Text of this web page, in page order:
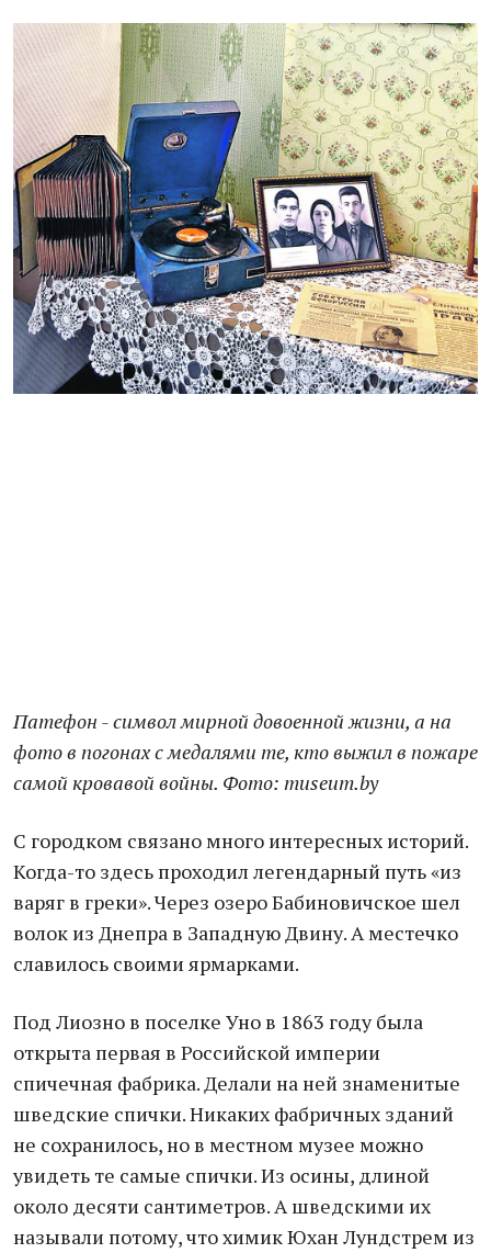
Патефон - символ мирной довоенной жизни, а на
фото в погонах с медалями те, кто выжил в пожаре
самой кровавой войны. Фото: museum.by
С городком связано много интересных историй.
Когда-то здесь проходил легендарный путь «из
варяг в греки». Через озеро Бабиновичское шел
волок из Днепра в Западную Двину. А местечко
славилось своими ярмарками.
Под Лиозно в поселке Уно в 1863 году была
открыта первая в Российской империи
спичечная фабрика. Делали на ней знаменитые
шведские спички. Никаких фабричных зданий
не сохранилось, но в местном музее можно
увидеть те самые спички. Из осины, длиной
около десяти сантиметров. А шведскими их
называли потому, что химик Юхан Лундстрем из